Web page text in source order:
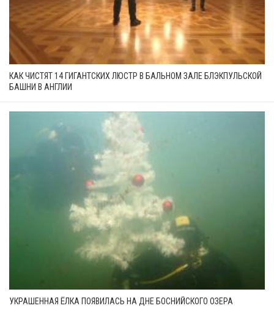
КАК ЧИСТЯТ 14 ГИГАНТСКИХ ЛЮСТР В БАЛЬНОМ ЗАЛЕ БЛЭКПУЛЬСКОЙ
БАШНИ В АНГЛИИ
УКРАШЕННАЯ ЁЛКА ПОЯВИЛАСЬ НА ДНЕ БОСНИЙСКОГО ОЗЕРА